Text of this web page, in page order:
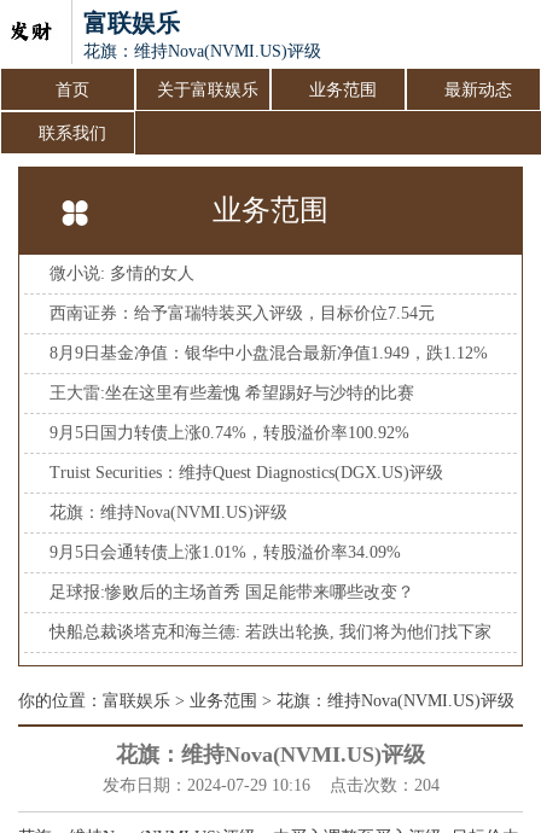
富联娱乐
花旗：维持Nova(NVMI.US)评级
首页 关于富联娱乐 业务范围 最新动态
联系我们
业务范围
微小说: 多情的女人
西南证券：给予富瑞特装买入评级，目标价位7.54元
8月9日基金净值：银华中小盘混合最新净值1.949，跌1.12%
王大雷:坐在这里有些羞愧 希望踢好与沙特的比赛
9月5日国力转债上涨0.74%，转股溢价率100.92%
Truist Securities：维持Quest Diagnostics(DGX.US)评级
花旗：维持Nova(NVMI.US)评级
9月5日会通转债上涨1.01%，转股溢价率34.09%
足球报:惨败后的主场首秀 国足能带来哪些改变？
快船总裁谈塔克和海兰德: 若跌出轮换, 我们将为他们找下家
你的位置： 富联娱乐 > 业务范围 > 花旗：维持Nova(NVMI.US)评级
花旗：维持Nova(NVMI.US)评级
发布日期：2024-07-29 10:16 点击次数：204